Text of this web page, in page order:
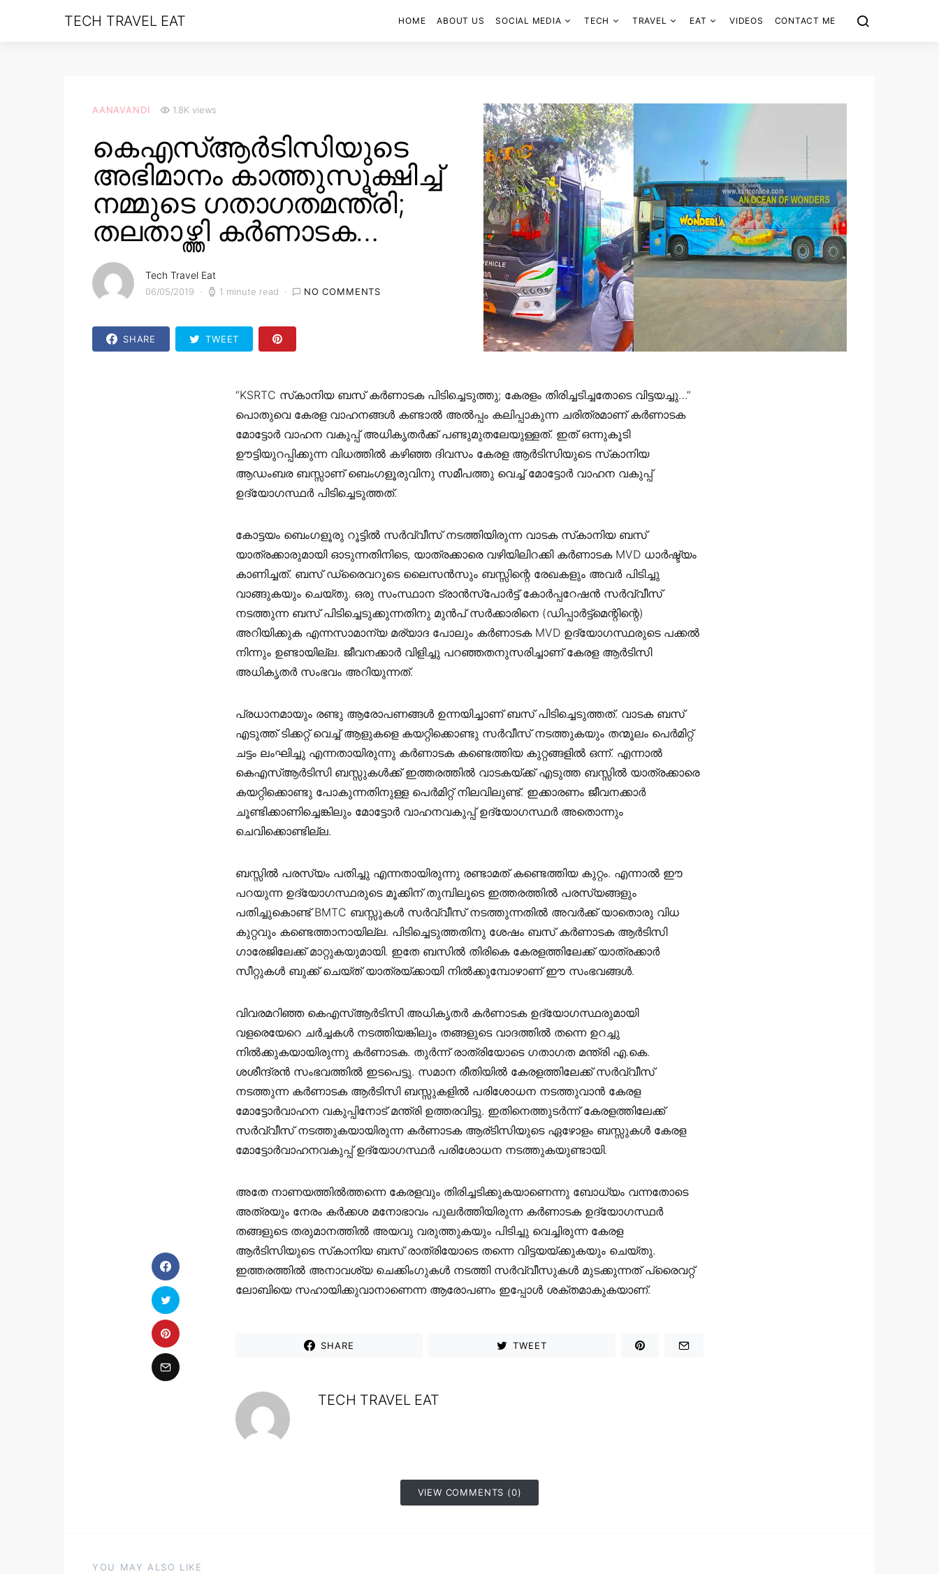
TECH TRAVEL EAT HOME ABOUT US SOCIAL MEDIA TECH TRAVEL EAT VIDEOS CONTACT ME
AANAVANDI 1.8K views
കെഎസ്ആർടിസിയുടെ
അഭിമാനം കാത്തുസൂക്ഷിച്ച്
നമ്മുടെ ഗതാഗതമന്ത്രി;
തലതാഴ്ത്തി കർണാടക…
Tech Travel Eat
06/05/2019 1 minute read NO COMMENTS
SHARE TWEET
“KSRTC സ്‌കാനിയ ബസ് കർണാടക പിടിച്ചെടുത്തു; കേരളം തിരിച്ചടിച്ചതോടെ വിട്ടയച്ചു…”
പൊതുവെ കേരള വാഹനങ്ങൾ കണ്ടാൽ അൽപ്പം കലിപ്പാകുന്ന ചരിത്രമാണ് കർണാടക
മോട്ടോർ വാഹന വകുപ്പ് അധികൃതർക്ക് പണ്ടുമുതലേയുള്ളത്. ഇത് ഒന്നുകൂടി
ഊട്ടിയുറപ്പിക്കുന്ന വിധത്തിൽ കഴിഞ്ഞ ദിവസം കേരള ആർടിസിയുടെ സ്‌കാനിയ
ആഡംബര ബസ്സാണ് ബെംഗളൂരുവിനു സമീപത്തു വെച്ച് മോട്ടോർ വാഹന വകുപ്പ്
ഉദ്യോഗസ്ഥർ പിടിച്ചെടുത്തത്.
കോട്ടയം ബെംഗളൂരു റൂട്ടിൽ സർവ്വീസ് നടത്തിയിരുന്ന വാടക സ്‌കാനിയ ബസ്
യാത്രക്കാരുമായി ഓടുന്നതിനിടെ, യാത്രക്കാരെ വഴിയിലിറക്കി കർണാടക MVD ധാർഷ്ട്യം
കാണിച്ചത്. ബസ് ഡ്രൈവറുടെ ലൈസൻസും ബസ്സിന്റെ രേഖകളും അവർ പിടിച്ചു
വാങ്ങുകയും ചെയ്തു. ഒരു സംസ്ഥാന ട്രാൻസ്‌പോർട്ട് കോർപ്പറേഷൻ സർവ്വീസ്
നടത്തുന്ന ബസ് പിടിച്ചെടുക്കുന്നതിനു മുൻപ് സർക്കാരിനെ (ഡിപ്പാർട്ട്മെന്റിന്റെ)
അറിയിക്കുക എന്നസാമാന്യ മര്യാദ പോലും കർണാടക MVD ഉദ്യോഗസ്ഥരുടെ പക്കൽ
നിന്നും ഉണ്ടായില്ല. ജീവനക്കാർ വിളിച്ചു പറഞ്ഞതനുസരിച്ചാണ് കേരള ആർടിസി
അധികൃതർ സംഭവം അറിയുന്നത്.
പ്രധാനമായും രണ്ടു ആരോപണങ്ങൾ ഉന്നയിച്ചാണ് ബസ് പിടിച്ചെടുത്തത്. വാടക ബസ്
എടുത്ത് ടിക്കറ്റ് വെച്ച് ആളുകളെ കയറ്റിക്കൊണ്ടു സർവീസ് നടത്തുകയും തന്മൂലം പെർമിറ്റ്
ചട്ടം ലംഘിച്ചു എന്നതായിരുന്നു കർണാടക കണ്ടെത്തിയ കുറ്റങ്ങളിൽ ഒന്ന്. എന്നാൽ
കെഎസ്ആർടിസി ബസ്സുകൾക്ക് ഇത്തരത്തിൽ വാടകയ്ക്ക് എടുത്ത ബസ്സിൽ യാത്രക്കാരെ
കയറ്റിക്കൊണ്ടു പോകുന്നതിനുള്ള പെർമിറ്റ് നിലവിലുണ്ട്. ഇക്കാരണം ജീവനക്കാർ
ചൂണ്ടിക്കാണിച്ചെങ്കിലും മോട്ടോർ വാഹനവകുപ്പ് ഉദ്യോഗസ്ഥർ അതൊന്നും
ചെവിക്കൊണ്ടില്ല.
ബസ്സിൽ പരസ്യം പതിച്ചു എന്നതായിരുന്നു രണ്ടാമത് കണ്ടെത്തിയ കുറ്റം. എന്നാൽ ഈ
പറയുന്ന ഉദ്യോഗസ്ഥരുടെ മൂക്കിന് തുമ്പിലൂടെ ഇത്തരത്തിൽ പരസ്യങ്ങളും
പതിച്ചുകൊണ്ട് BMTC ബസ്സുകൾ സർവ്വീസ് നടത്തുന്നതിൽ അവർക്ക് യാതൊരു വിധ
കുറ്റവും കണ്ടെത്താനായില്ല. പിടിച്ചെടുത്തതിനു ശേഷം ബസ് കർണാടക ആർടിസി
ഗാരേജിലേക്ക് മാറ്റുകയുമായി. ഇതേ ബസിൽ തിരികെ കേരളത്തിലേക്ക് യാത്രക്കാർ
സീറ്റുകൾ ബുക്ക് ചെയ്ത് യാത്രയ്ക്കായി നിൽക്കുമ്പോഴാണ് ഈ സംഭവങ്ങൾ.
വിവരമറിഞ്ഞ കെഎസ്ആർടിസി അധികൃതർ കർണാടക ഉദ്യോഗസ്ഥരുമായി
വളരെയേറെ ചർച്ചകൾ നടത്തിയങ്കിലും തങ്ങളുടെ വാദത്തിൽ തന്നെ ഉറച്ചു
നിൽക്കുകയായിരുന്നു കർണാടക. തുർന്ന് രാത്രിയോടെ ഗതാഗത മന്ത്രി എ.കെ.
ശശീന്ദ്രൻ സംഭവത്തിൽ ഇടപെട്ടു. സമാന രീതിയിൽ കേരളത്തിലേക്ക് സർവ്വീസ്
നടത്തുന്ന കർണാടക ആർടിസി ബസ്സുകളിൽ പരിശോധന നടത്തുവാൻ കേരള
മോട്ടോർവാഹന വകുപ്പിനോട് മന്ത്രി ഉത്തരവിട്ടു. ഇതിനെത്തുടർന്ന് കേരളത്തിലേക്ക്
സർവ്വീസ് നടത്തുകയായിരുന്ന കർണാടക ആര്ടിസിയുടെ ഏഴോളം ബസ്സുകൾ കേരള
മോട്ടോർവാഹനവകുപ്പ് ഉദ്യോഗസ്ഥർ പരിശോധന നടത്തുകയുണ്ടായി.
അതേ നാണയത്തിൽത്തന്നെ കേരളവും തിരിച്ചടിക്കുകയാണെന്നു ബോധ്യം വന്നതോടെ
അത്രയും നേരം കർക്കശ മനോഭാവം പുലർത്തിയിരുന്ന കർണാടക ഉദ്യോഗസ്ഥർ
തങ്ങളുടെ തരുമാനത്തിൽ അയവു വരുത്തുകയും പിടിച്ചു വെച്ചിരുന്ന കേരള
ആർടിസിയുടെ സ്‌കാനിയ ബസ് രാത്രിയോടെ തന്നെ വിട്ടയയ്ക്കുകയും ചെയ്‌തു.
ഇത്തരത്തിൽ അനാവശ്യ ചെക്കിംഗുകൾ നടത്തി സർവ്വീസുകൾ മുടക്കുന്നത് പ്രൈവറ്റ്
ലോബിയെ സഹായിക്കുവാനാണെന്ന ആരോപണം ഇപ്പോൾ ശക്തമാകുകയാണ്.
SHARE TWEET
TECH TRAVEL EAT
VIEW COMMENTS (0)
YOU MAY ALSO LIKE